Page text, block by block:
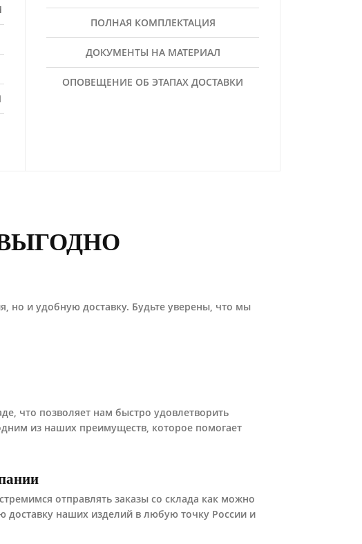
ПОЛНАЯ КОМПЛЕКТАЦИЯ
ДОКУМЕНТЫ НА МАТЕРИАЛ
ОПОВЕЩЕНИЕ ОБ ЭТАПАХ ДОСТАВКИ
но и удобную доставку. Будьте уверены, что мы
что позволяет нам быстро удовлетворить
из наших преимуществ, которое помогает
отправлять заказы со склада как можно
доставку наших изделий в любую точку России и